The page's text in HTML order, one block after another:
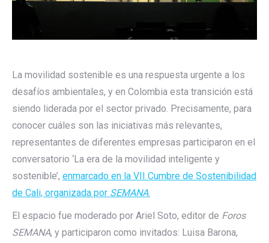
La movilidad sostenible es una respuesta urgente a los
desafíos ambientales, y en Colombia esta transición está
siendo liderada por el sector privado. Precisamente, para
conocer cuáles son las iniciativas más relevantes,
representantes de diferentes empresas participaron en el
conversatorio ‘La era de la movilidad inteligente y
sostenible’, enmarcado en la VII Cumbre de Sostenibilidad
de Cali, organizada por SEMANA.
El espacio fue moderado por Ariel Soto, editor de Foros
SEMANA, y participaron como invitados: Luisa Barona,